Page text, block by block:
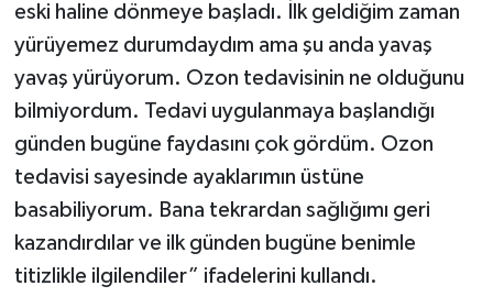
eski haline dönmeye başladı. İlk geldiğim zaman
yürüyemez durumdaydım ama şu anda yavaş
yavaş yürüyorum. Ozon tedavisinin ne olduğunu
bilmiyordum. Tedavi uygulanmaya başlandığı
günden bugüne faydasını çok gördüm. Ozon
tedavisi sayesinde ayaklarımın üstüne
basabiliyorum. Bana tekrardan sağlığımı geri
kazandırdılar ve ilk günden bugüne benimle
titizlikle ilgilendiler” ifadelerini kullandı.